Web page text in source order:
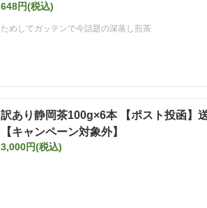
648円(税込)
ためしてガッテンで今話題の深蒸し煎茶
訳あり静岡茶100g×6本 【ポスト投函】
【キャンペーン対象外】
3,000円(税込)